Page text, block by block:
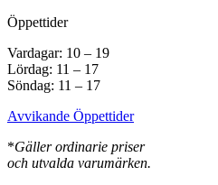
Öppettider
Vardagar: 10 – 19
Lördag: 11 – 17
Söndag: 11 – 17
Avvikande Öppettider
*Gäller ordinarie priser
och utvalda varumärken.